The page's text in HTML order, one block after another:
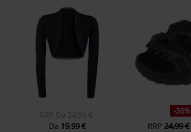
RRP Da 24,99 €
Da 19,99 €
-36%
RRP 24,99 €